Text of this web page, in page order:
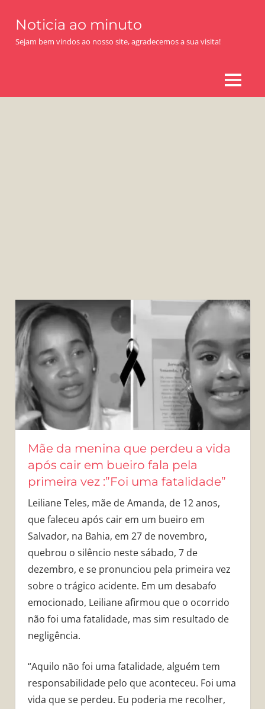
content
Noticia ao minuto
Sejam bem vindos ao nosso site, agradecemos a sua visita!
MENU
Mãe da menina que perdeu a vida
após cair em bueiro fala pela
primeira vez :”Foi uma fatalidade”
Leiliane Teles, mãe de Amanda, de 12 anos,
que faleceu após cair em um bueiro em
Salvador, na Bahia, em 27 de novembro,
quebrou o silêncio neste sábado, 7 de
dezembro, e se pronunciou pela primeira vez
sobre o trágico acidente. Em um desabafo
emocionado, Leiliane afirmou que o ocorrido
não foi uma fatalidade, mas sim resultado de
negligência.
“Aquilo não foi uma fatalidade, alguém tem
responsabilidade pelo que aconteceu. Foi uma
vida que se perdeu. Eu poderia me recolher,